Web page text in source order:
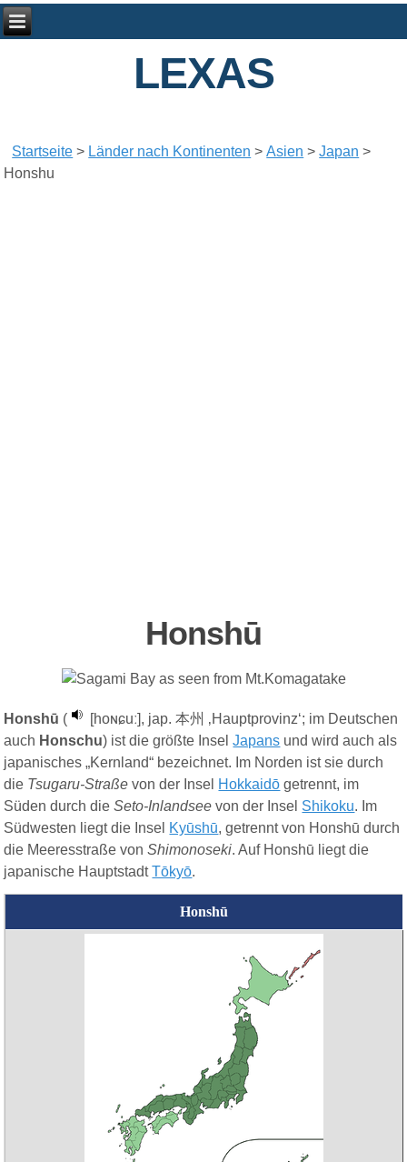
LEXAS
Startseite > Länder nach Kontinenten >Asien >Japan >
Honshu
Honshū
Honshū ( [hoɴɕuː], jap.本州 ‚Hauptprovinz‘; im Deutschen
auch Honschu) ist die größte InselJapans und wird auch als
japanisches „Kernland“ bezeichnet. Im Norden ist sie durch
die Tsugaru-Straße von der Insel Hokkaidō getrennt, im
Süden durch dieSeto-Inlandsee von der Insel Shikoku. Im
Südwesten liegt die Insel Kyūshū, getrennt von Honshū durch
die Meeresstraße vonShimonoseki. Auf Honshū liegt die
japanische HauptstadtTōkyō.
Honshū